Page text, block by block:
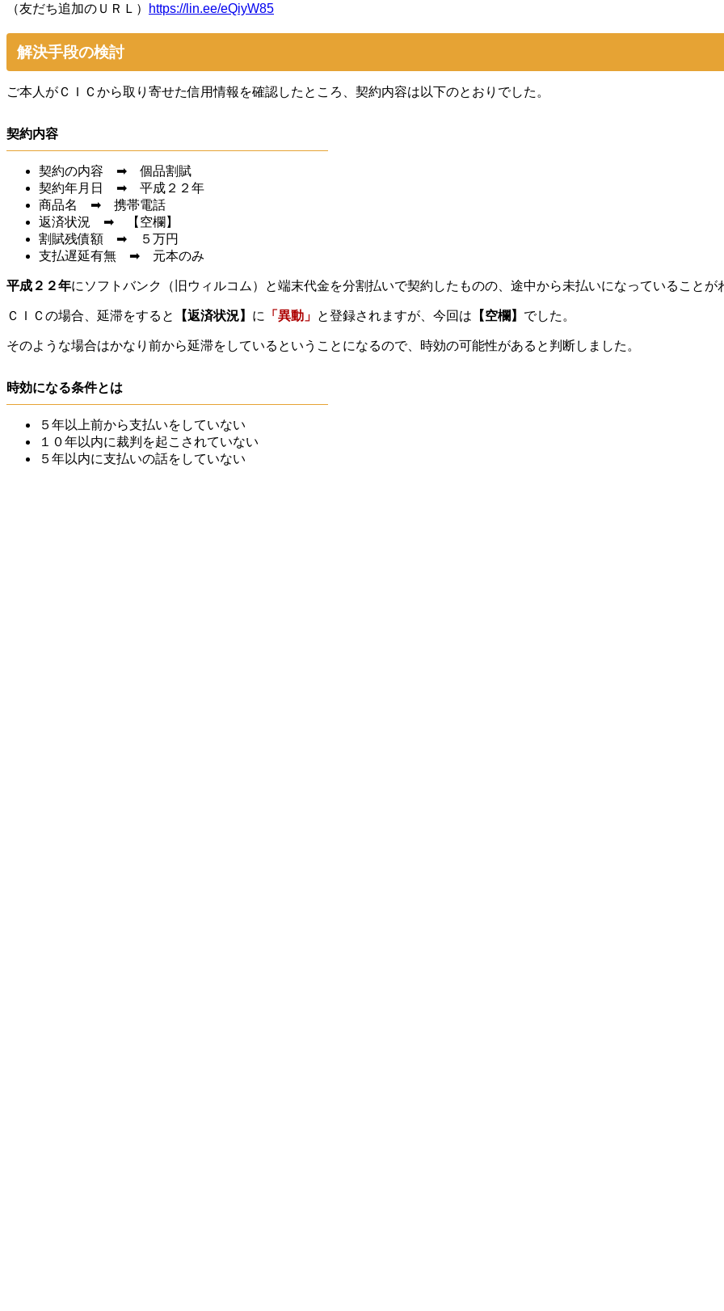
（友だち追加のＵＲＬ） https://lin.ee/eQiyW85
解決手段の検討
ご本人がＣＩＣから取り寄せた信用情報を確認したところ、契約内容は以下のとおりでした。
契約内容
契約の内容 ➡ 個品割賦
契約年月日 ➡ 平成２２年
商品名 ➡ 携帯電話
返済状況 ➡ 【空欄】
割賦残債額 ➡ ５万円
支払遅延有無 ➡ 元本のみ
平成２２年にソフトバンク（旧ウィルコム）と端末代金を分割払いで契約したものの、途中から未払いになっていることが
ＣＩＣの場合、延滞をすると 【返済状況】 に 「異動」 と登録されますが、今回は 【空欄】 でした。
そのような場合はかなり前から延滞をしているということになるので、時効の可能性があると判断しました。
時効になる条件とは
５年以上前から支払いをしていない
１０年以内に裁判を起こされていない
５年以内に支払いの話をしていない